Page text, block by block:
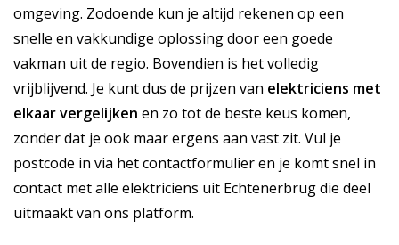
omgeving. Zodoende kun je altijd rekenen op een
snelle en vakkundige oplossing door een goede
vakman uit de regio. Bovendien is het volledig
vrijblijvend. Je kunt dus de prijzen van elektriciens met
elkaar vergelijken en zo tot de beste keus komen,
zonder dat je ook maar ergens aan vast zit. Vul je
postcode in via het contactformulier en je komt snel in
contact met alle elektriciens uit Echtenerbrug die deel
uitmaakt van ons platform.